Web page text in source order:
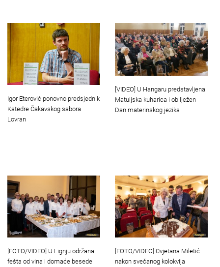
Igor Eterović ponovno predsjednik
Katedre Čakavskog sabora
Lovran
[VIDEO] U Hangaru predstavljena
Matuljska kuharica i obilježen
Dan materinskog jezika
[FOTO/VIDEO] U Lignju održana
fešta od vina i domaće besede
[FOTO/VIDEO] Cvjetana Miletić
nakon svečanog kolokvija